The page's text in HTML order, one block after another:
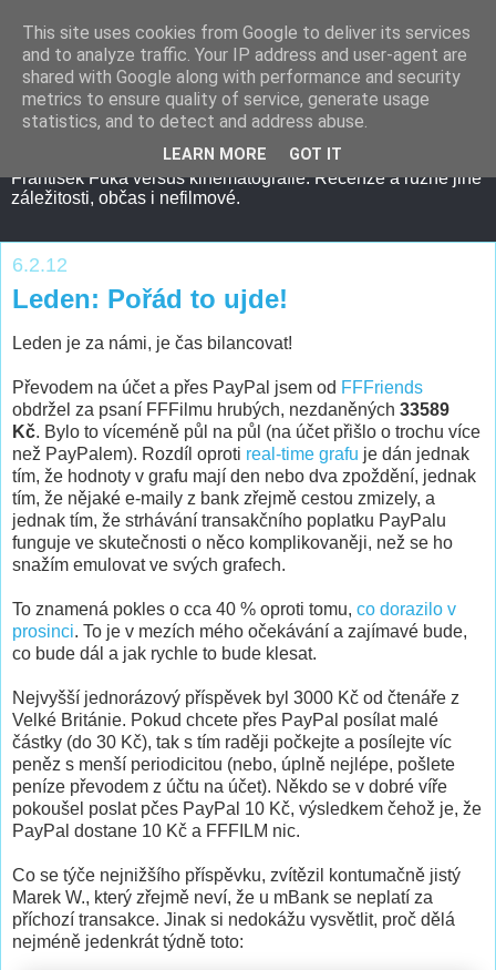
František Fuka versus kinematografie. Recenze a různé jiné
záležitosti, občas i nefilmové.
6.2.12
Leden: Pořád to ujde!
Leden je za námi, je čas bilancovat!
Převodem na účet a přes PayPal jsem od FFFriends
obdržel za psaní FFFilmu hrubých, nezdaněných 33589
Kč. Bylo to víceméně půl na půl (na účet přišlo o trochu více
než PayPalem). Rozdíl oproti real-time grafu je dán jednak
tím, že hodnoty v grafu mají den nebo dva zpoždění, jednak
tím, že nějaké e-maily z bank zřejmě cestou zmizely, a
jednak tím, že strhávání transakčního poplatku PayPalu
funguje ve skutečnosti o něco komplikovaněji, než se ho
snažím emulovat ve svých grafech.
To znamená pokles o cca 40 % oproti tomu, co dorazilo v
prosinci. To je v mezích mého očekávání a zajímavé bude,
co bude dál a jak rychle to bude klesat.
Nejvyšší jednorázový příspěvek byl 3000 Kč od čtenáře z
Velké Británie. Pokud chcete přes PayPal posílat malé
částky (do 30 Kč), tak s tím raději počkejte a posílejte víc
peněz s menší periodicitou (nebo, úplně nejlépe, pošlete
peníze převodem z účtu na účet). Někdo se v dobré víře
pokoušel poslat pčes PayPal 10 Kč, výsledkem čehož je, že
PayPal dostane 10 Kč a FFFILM nic.
Co se týče nejnižšího příspěvku, zvítězil kontumačně jistý
Marek W., který zřejmě neví, že u mBank se neplatí za
příchozí transakce. Jinak si nedokážu vysvětlit, proč dělá
nejméně jedenkrát týdně toto:
This site uses cookies from Google to deliver its services
and to analyze traffic. Your IP address and user-agent are
shared with Google along with performance and security
metrics to ensure quality of service, generate usage
statistics, and to detect and address abuse.
LEARN MORE GOT IT